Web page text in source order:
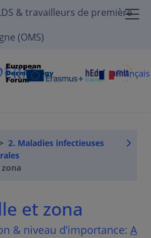
& travailleurs de première
(OMS)
2. Maladies infectieuses
et zona
& niveau d’importance: A